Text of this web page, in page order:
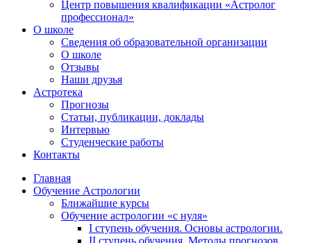
Центр повышения квалификации «Астролог
профессионал»
О школе
Сведения об образовательной организации
О школе
Отзывы
Наши друзья
Астротека
Прогнозы
Статьи, публикации, доклады
Интервью
Студенческие работы
Контакты
Главная
Обучение Астрологии
Ближайшие курсы
Обучение астрологии «с нуля»
I ступень обучения. Основы астрологии.
II ступень обучения. Методы прогнозов.